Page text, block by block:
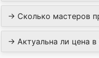
→ Сколько мастеров
→ Актуальна ли цена